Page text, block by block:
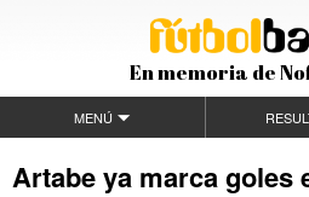
En memoria de
MENÚ
Artabe ya marca goles